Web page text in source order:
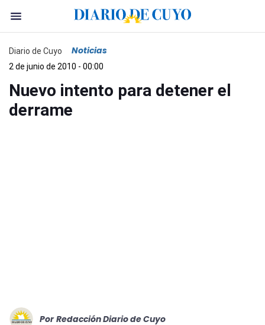
Diario de Cuyo Noticias
2 de junio de 2010 - 00:00
Nuevo intento para detener el
derrame
Por Redacción Diario de Cuyo